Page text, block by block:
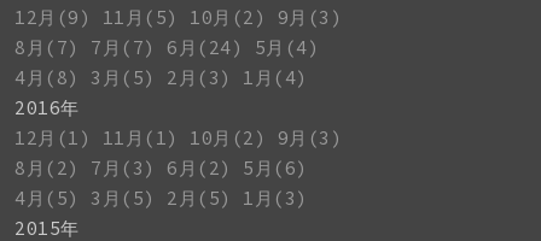
12月(9)
11月(5) 10月(2)
9月(3)
8月(7)
7月(7) 6月(24)
5月(4)
4月(8)
3月(5) 2月(3)
1月(4)
2016年
12月(1)
11月(1) 10月(2)
9月(3)
8月(2)
7月(3) 6月(2)
5月(6)
4月(5)
3月(5) 2月(5)
1月(3)
2015年